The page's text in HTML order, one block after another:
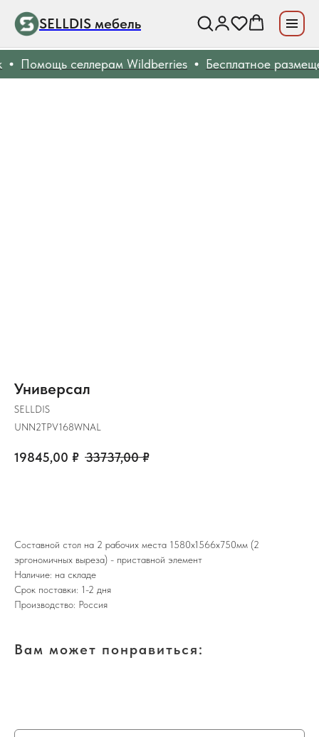
SELLDIS мебель
Помощь селлерам Wildberries Бесплатное
Универсал
SELLDIS
UNN2TPV168WNAL
19845,00 ₽ 33737,00 ₽
Составной стол на 2 рабочих места 1580х1566х750мм (2
эргономичных выреза) - приставной элемент
Наличие: на складе
Срок поставки: 1-2 дня
Производство: Россия
Вам может понравиться: